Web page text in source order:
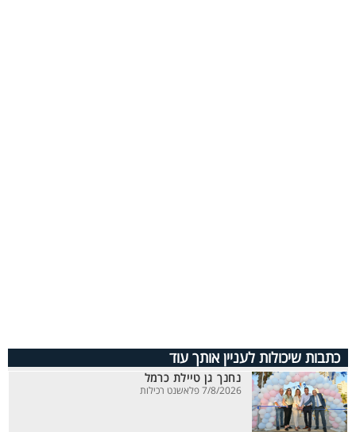
כתבות שיכולות לעניין אותך עוד
נחנך גן טיילת כרמל
7/8/2026 פלאשנט רכילות